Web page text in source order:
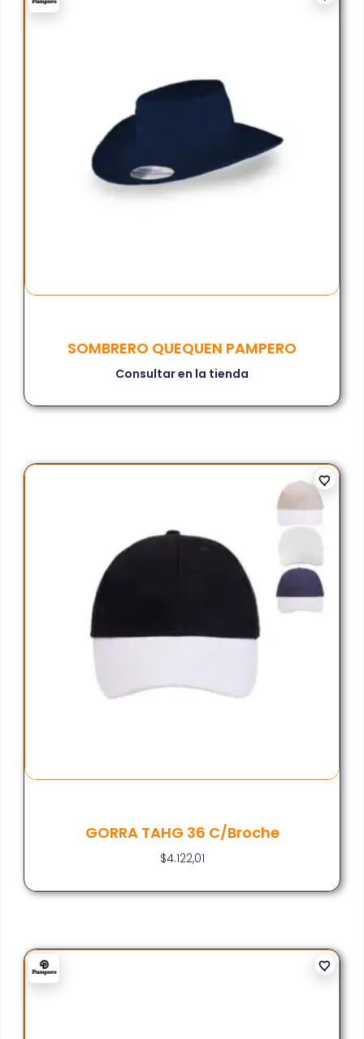
SOMBRERO QUEQUEN PAMPERO
Consultar en la tienda
GORRA TAHG 36 C/broche
$4.122,01